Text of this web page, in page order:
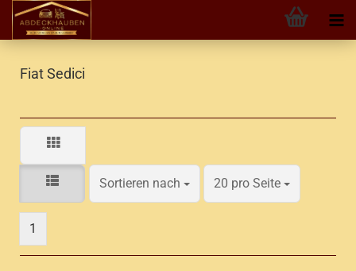
Fiat Sedici
Sortieren nach
Sortieren nach 20 pro Seite
pro Seite
1